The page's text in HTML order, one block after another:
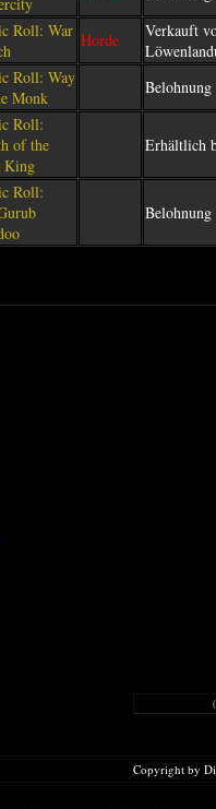
Roll: War Horde
Verkauft
Roll: Way
Monk
Roll:
of the
King
Erhältlich
Roll:
Copyright by